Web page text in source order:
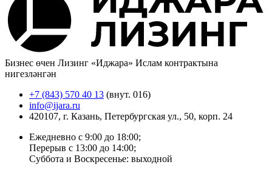
Бизнес өчен Лизинг «Иджара» Ислам контрактына
нигезләнгән
+7 (843) 570 40 13 (внут. 016)
info@ijara.ru
420107, г. Казань, Петербургская ул., 50, корп. 24
Ежедневно с 9:00 до 18:00;
Перерыв с 13:00 до 14:00;
Суббота и Воскресенье: выходной